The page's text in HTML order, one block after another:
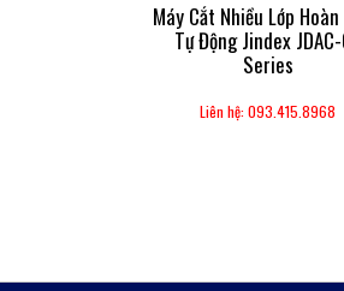
Máy Cắt Nhiều Lớp
Tự Động Jindex
Series
Liên hệ: 093.415.8968